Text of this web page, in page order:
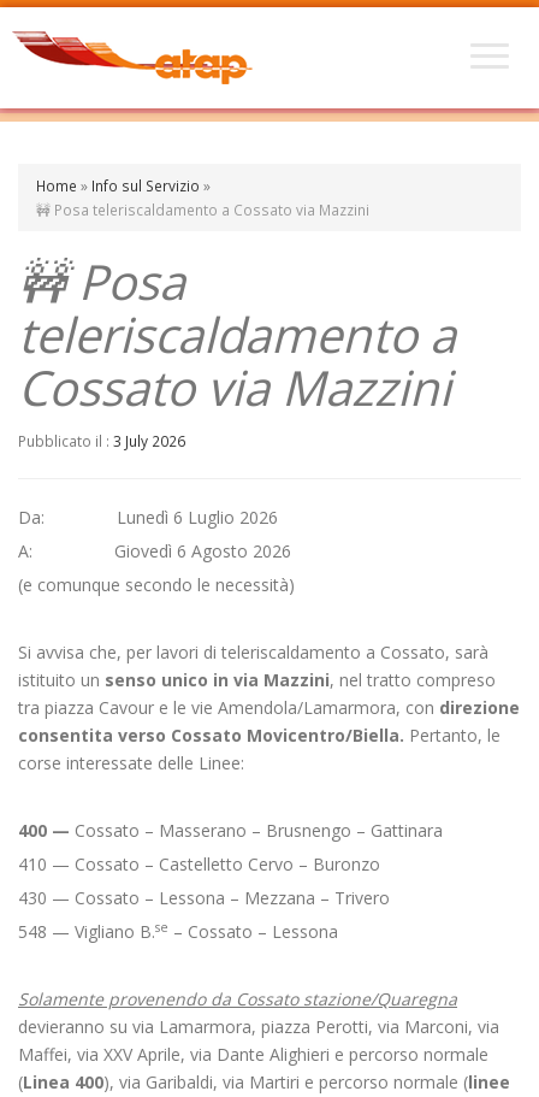
Home » Info sul Servizio »
🚧 Posa teleriscaldamento a Cossato via Mazzini
🚧 Posa
teleriscaldamento a
Cossato via Mazzini
Pubblicato il : 3 July 2026
Da: Lunedì 6 Luglio 2026
A: Giovedì 6 Agosto 2026
(e comunque secondo le necessità)
Si avvisa che, per lavori di teleriscaldamento a Cossato, sarà
istituito un senso unico in via Mazzini, nel tratto compreso
tra piazza Cavour e le vie Amendola/Lamarmora, con direzione
consentita verso Cossato Movicentro/Biella. Pertanto, le
corse interessate delle Linee:
400 — Cossato – Masserano – Brusnengo – Gattinara
410 — Cossato – Castelletto Cervo – Buronzo
430 — Cossato – Lessona – Mezzana – Trivero
548 — Vigliano B.se – Cossato – Lessona
Solamente provenendo da Cossato stazione/Quaregna
devieranno su via Lamarmora, piazza Perotti, via Marconi, via
Maffei, via XXV Aprile, via Dante Alighieri e percorso normale
(Linea 400), via Garibaldi, via Martiri e percorso normale (linee